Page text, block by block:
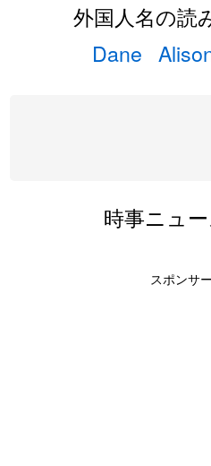
外国人名の読
Dane
時事ニュ
スポンサ